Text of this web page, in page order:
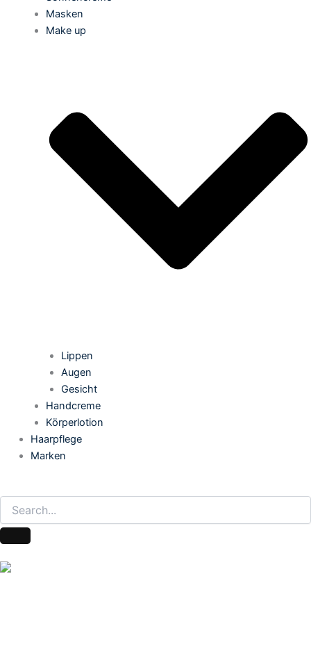
Masken
Make up
Lippen
Augen
Gesicht
Handcreme
Körperlotion
Haarpflege
Marken